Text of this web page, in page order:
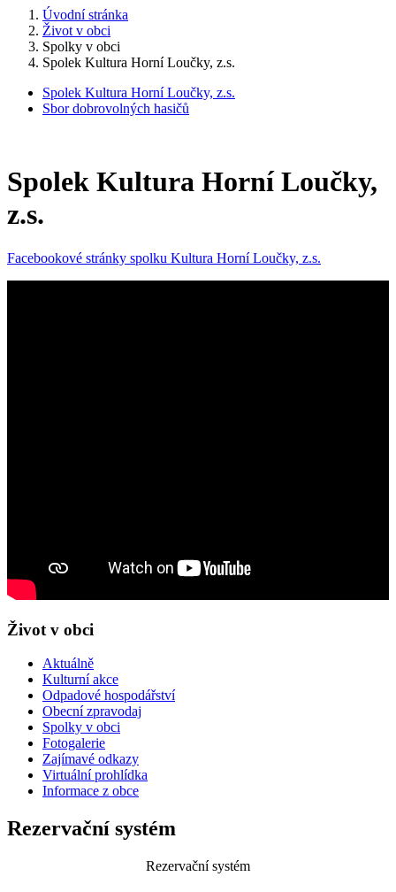
Úvodní stránka
Život v obci
Spolky v obci
Spolek Kultura Horní Loučky, z.s.
Spolek Kultura Horní Loučky, z.s.
Sbor dobrovolných hasičů
Spolek Kultura Horní Loučky,
z.s.
Facebookové stránky spolku Kultura Horní Loučky, z.s.
Život v obci
Aktuálně
Kulturní akce
Odpadové hospodářství
Obecní zpravodaj
Spolky v obci
Fotogalerie
Zajímavé odkazy
Virtuální prohlídka
Informace z obce
Rezervační systém
Rezervační systém